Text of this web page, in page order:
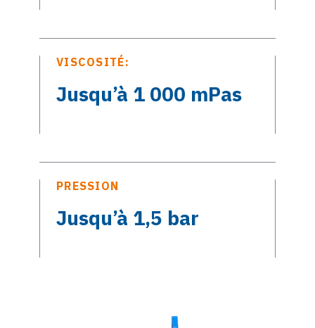
VISCOSITÉ:
Jusqu’à 1 000 mPas
PRESSION
Jusqu’à 1,5 bar